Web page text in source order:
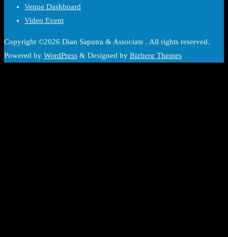
Venue Dashboard
Video Event
Copyright ©2026 Dian Saputra & Associate . All rights reserved.
Powered by WordPress & Designed by Bizberg Themes